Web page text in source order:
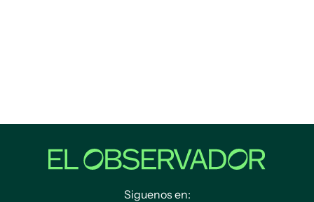
Siguenos en: